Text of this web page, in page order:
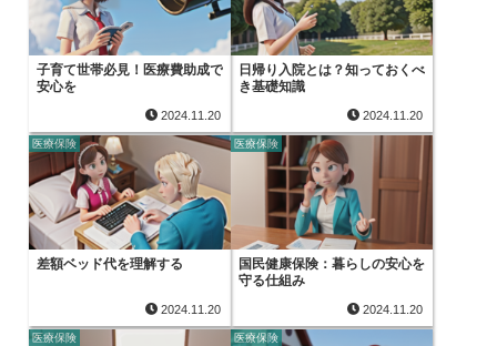
子育て世帯必見！医療費助成で
安心を
2024.11.20
日帰り入院とは？知っておくべ
き基礎知識
2024.11.20
医療保険
差額ベッド代を理解する
2024.11.20
医療保険
国民健康保険：暮らしの安心を
守る仕組み
2024.11.20
医療保険 医療保険